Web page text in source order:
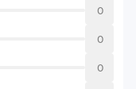
0
0
0